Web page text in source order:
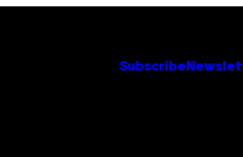
Subscribe